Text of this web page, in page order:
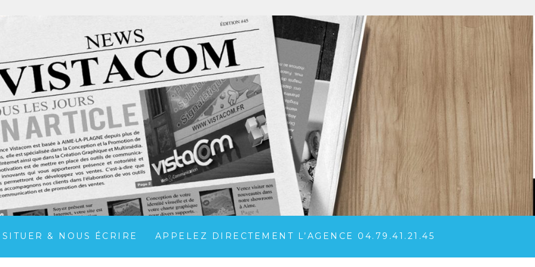
SITUER & NOUS ÉCRIRE APPELEZ DIRECTEMENT L’AGENCE 04.79.41.21.45